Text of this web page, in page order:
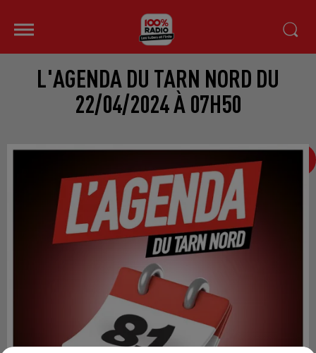
L'AGENDA DU TARN NORD DU
22/04/2024 À 07H50